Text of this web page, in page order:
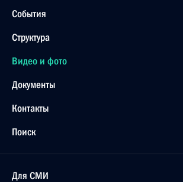
События
Структура
Видео и фото
Документы
Контакты
Поиск
Для СМИ